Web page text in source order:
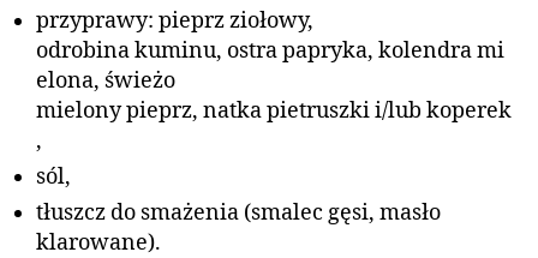
przyprawy: pieprz ziołowy,
odrobina kuminu, ostra papryka, kolendra mi
elona, świeżo
mielony pieprz, natka pietruszki i/lub koperek
,
sól,
tłuszcz do smażenia (smalec gęsi, masło
klarowane).